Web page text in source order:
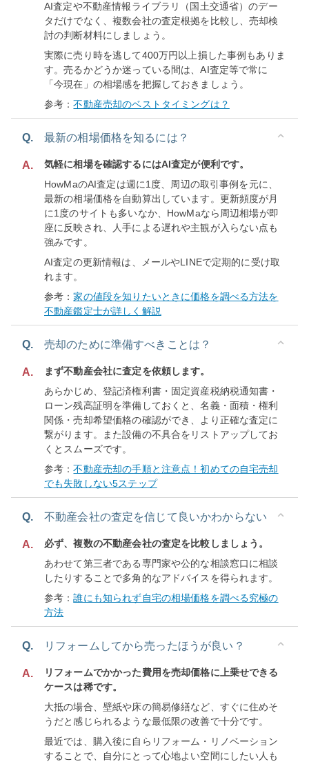
AI査定や不動産情報ライブラリ（国土交通省）のデー
タだけでなく、複数会社の査定根拠を比較し、売却検
討の判断材料にしましょう。
実際に売り時を逃して400万円以上損した事例もありま
す。売るかどうか迷っている間は、AI査定等で常に
「今現在」の相場感を把握しておきましょう。
参考：不動産売却のベストタイミングは？
Q. 最新の相場価格を知るには？
A.
気軽に相場を確認するにはAI査定が便利です。
HowMaのAI査定は週に1度、周辺の取引事例を元に、
最新の相場価格を自動算出しています。更新頻度が月
に1度のサイトも多いなか、HowMaなら周辺相場が即
座に反映され、人手による遅れや主観が入らない点も
強みです。
AI査定の更新情報は、メールやLINEで定期的に受け取
れます。
参考：家の値段を知りたいときに価格を調べる方法を
不動産鑑定士が詳しく解説
Q. 売却のために準備すべきことは？
A.
まず不動産会社に査定を依頼します。
あらかじめ、登記済権利書・固定資産税納税通知書・
ローン残高証明を準備しておくと、名義・面積・権利
関係・売却希望価格の確認ができ、より正確な査定に
繋がります。また設備の不具合をリストアップしてお
くとスムーズです。
参考：不動産売却の手順と注意点！初めての自宅売却
でも失敗しない5ステップ
Q. 不動産会社の査定を信じて良いかわからない
A.
必ず、複数の不動産会社の査定を比較しましょう。
あわせて第三者である専門家や公的な相談窓口に相談
したりすることで多角的なアドバイスを得られます。
参考：誰にも知られず自宅の相場価格を調べる究極の
方法
Q. リフォームしてから売ったほうが良い？
A.
リフォームでかかった費用を売却価格に上乗せできる
ケースは稀です。
大抵の場合、壁紙や床の簡易修繕など、すぐに住めそ
うだと感じられるような最低限の改善で十分です。
最近では、購入後に自らリフォーム・リノベーション
することで、自分にとって心地よい空間にしたい人も